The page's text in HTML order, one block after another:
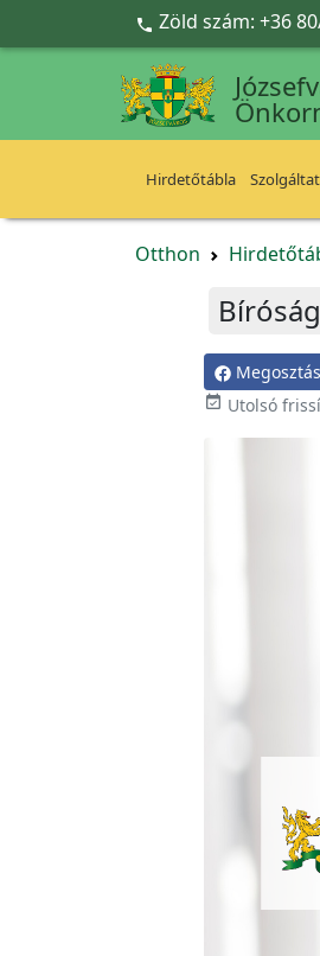
Ugrás a fő tartalomra
 Zöld szám: +36
Hirdetőtábla
Otthon
 Utolsó